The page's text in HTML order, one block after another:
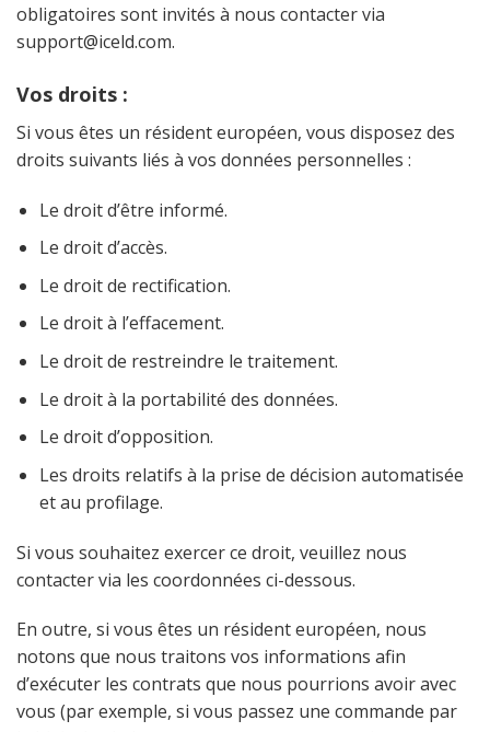
obligatoires sont invités à nous contacter via
support@iceld.com.
Vos droits :
Si vous êtes un résident européen, vous disposez des
droits suivants liés à vos données personnelles :
Le droit d’être informé.
Le droit d’accès.
Le droit de rectification.
Le droit à l’effacement.
Le droit de restreindre le traitement.
Le droit à la portabilité des données.
Le droit d’opposition.
Les droits relatifs à la prise de décision automatisée
et au profilage.
Si vous souhaitez exercer ce droit, veuillez nous
contacter via les coordonnées ci-dessous.
En outre, si vous êtes un résident européen, nous
notons que nous traitons vos informations afin
d’exécuter les contrats que nous pourrions avoir avec
vous (par exemple, si vous passez une commande par